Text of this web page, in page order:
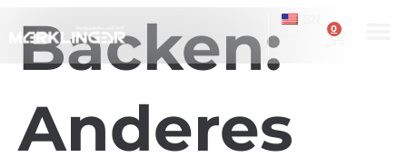
0
Backen:
Anderes